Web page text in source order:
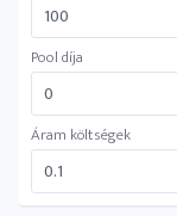
Pool díja
Áram költségek